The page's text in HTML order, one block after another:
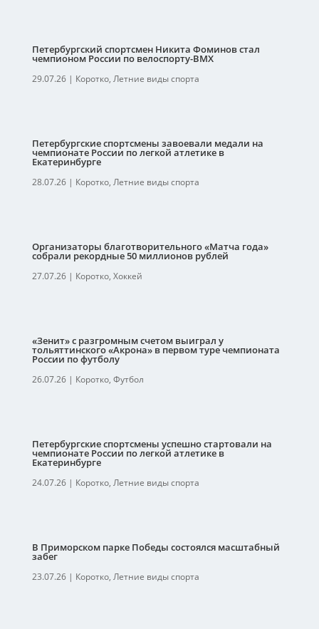
Петербургский спортсмен Никита Фоминов стал
чемпионом России по велоспорту-ВМХ
29.07.26| Коротко, Летние виды спорта
Петербургские спортсмены завоевали медали на
чемпионате России по легкой атлетике в
Екатеринбурге
28.07.26| Коротко, Летние виды спорта
Организаторы благотворительного «Матча года»
собрали рекордные 50 миллионов рублей
27.07.26| Коротко, Хоккей
«Зенит» с разгромным счетом выиграл у
тольяттинского «Акрона» в первом туре чемпионата
России по футболу
26.07.26| Коротко, Футбол
Петербургские спортсмены успешно стартовали на
чемпионате России по легкой атлетике в
Екатеринбурге
24.07.26| Коротко, Летние виды спорта
В Приморском парке Победы состоялся масштабный
забег
23.07.26| Коротко, Летние виды спорта